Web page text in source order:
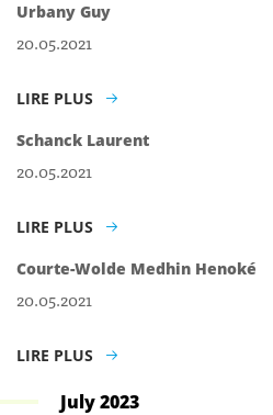
Urbany Guy
20.05.2021
LIRE PLUS
Schanck Laurent
20.05.2021
LIRE PLUS
Courte-Wolde Medhin Henoké
20.05.2021
LIRE PLUS
July 2023